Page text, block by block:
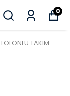
0
TAKIM